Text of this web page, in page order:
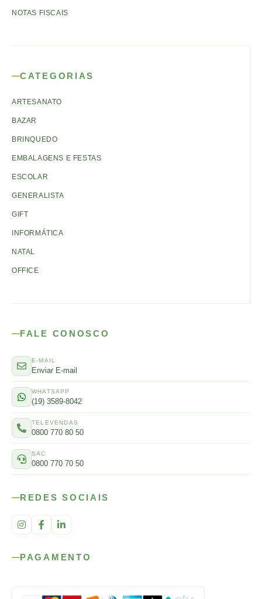
NOTAS FISCAIS
CATEGORIAS
ARTESANATO
BAZAR
BRINQUEDO
EMBALAGENS E FESTAS
ESCOLAR
GENERALISTA
GIFT
INFORMÁTICA
NATAL
OFFICE
FALE CONOSCO
E-MAIL
Enviar E-mail
WHATSAPP
(19) 3589-8042
TELEVENDAS
0800 770 80 50
SAC
0800 770 70 50
REDES SOCIAIS
PAGAMENTO